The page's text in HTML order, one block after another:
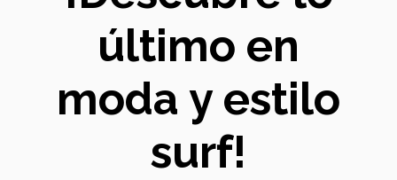
último en
moda y estilo
surf!